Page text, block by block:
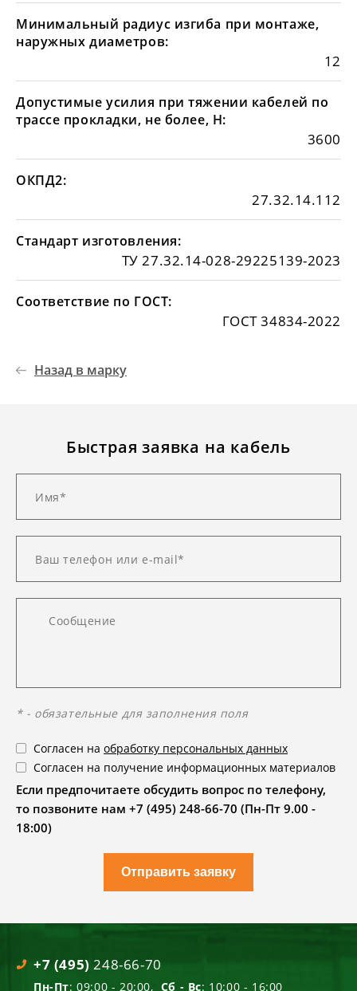
Минимальный радиус изгиба при монтаже,
наружных диаметров:
12
Допустимые усилия при тяжении кабелей по
трассе прокладки, не более, Н:
3600
ОКПД2:
27.32.14.112
Стандарт изготовления:
ТУ 27.32.14-028-29225139-2023
Соответствие по ГОСТ:
ГОСТ 34834-2022
Назад в марку
Быстрая заявка на кабель
* - обязательные для заполнения поля
Согласен на обработку персональных данных
Согласен на получение информационных материалов
Если предпочитаете обсудить вопрос по телефону,
то позвоните нам +7 (495) 248-66-70 (Пн-Пт 9.00 -
18:00)
Отправить заявку
+7 (495) 248-66-70
Пн-Пт: 09:00 - 20:00, Сб - Вс: 10:00 - 16:00